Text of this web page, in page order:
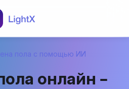
пола с помощью ИИ
онлайн –